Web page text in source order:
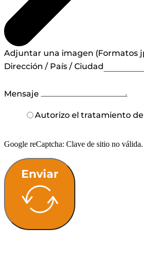
Adjuntar una imagen (Formatos
Dirección / País / Ciudad
Mensaje
Autorizo el tratamiento
Google reCaptcha: Clave de sitio no válida.
Enviar